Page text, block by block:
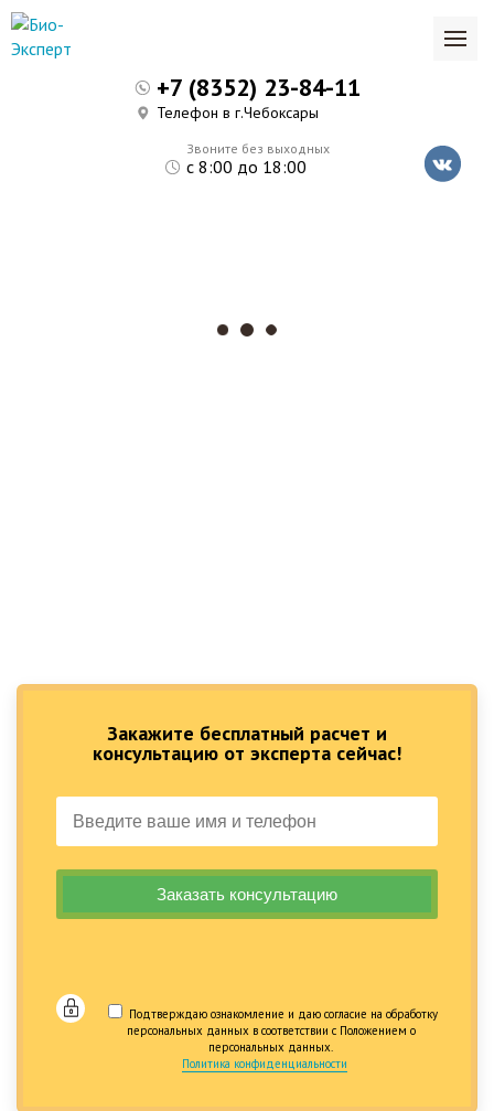
Закажите бесплатный расчет и
консультацию от эксперта сейчас!
Подтверждаю ознакомление и даю согласие на обработку
персональных данных в соответствии с Положением о
персональных данных.
Политика конфиденциальности
Звоните без выходных
с 8:00 до 18:00
+7 (8352) 23-84-11
Телефон в г.Чебоксары